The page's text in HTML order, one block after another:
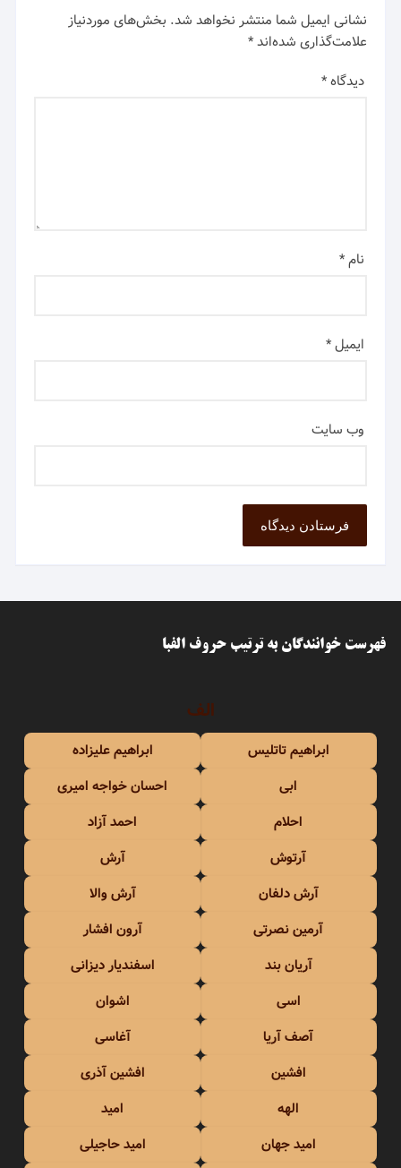
نشانی ایمیل شما منتشر نخواهد شد. بخش‌های موردنیاز
علامت‌گذاری شده‌اند*
دیدگاه*
نام*
ایمیل*
وب‌ سایت
فهرست خوانندگان به ترتیب حروف الفبا
الف
ابراهیم تاتلیس
ابراهیم علیزاده
ابی
احسان خواجه امیری
احلام
احمد آزاد
آرتوش
آرش
آرش دلفان
آرش والا
آرمین نصرتی
آرون افشار
آریان بند
اسفندیار دیزانی
اسی
اشوان
آصف آریا
آغاسی
افشین
افشین آذری
الهه
امید
امید جهان
امید حاجیلی